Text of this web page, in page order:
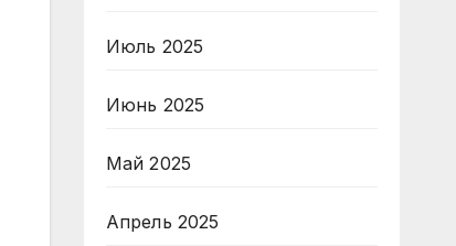
Июль 2025
Июнь 2025
Май 2025
Апрель 2025